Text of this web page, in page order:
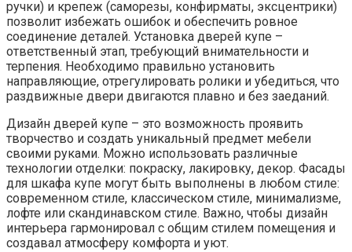
ручки) и крепеж (саморезы, конфирматы, эксцентрики)
позволит избежать ошибок и обеспечить ровное
соединение деталей. Установка дверей купе –
ответственный этап, требующий внимательности и
терпения. Необходимо правильно установить
направляющие, отрегулировать ролики и убедиться, что
раздвижные двери двигаются плавно и без заеданий.
Дизайн дверей купе – это возможность проявить
творчество и создать уникальный предмет мебели
своими руками. Можно использовать различные
технологии отделки: покраску, лакировку, декор. Фасады
для шкафа купе могут быть выполнены в любом стиле:
современном стиле, классическом стиле, минимализме,
лофте или скандинавском стиле. Важно, чтобы дизайн
интерьера гармонировал с общим стилем помещения и
создавал атмосферу комфорта и уют.